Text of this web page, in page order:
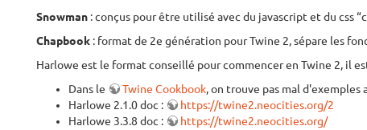
Snowman : conçus pour être utilisé avec du javascript et du css
Chapbook : format de 2e génération pour Twine 2, sépare les
Harlowe est le format conseillé pour commencer en Twine 2, il
Dans le
Twine Cookbook, on trouve pas mal
Harlowe 2.1.0 doc :
https://twine2.neocities.org/2
Harlowe 3.3.8 doc :
https://twine2.neocities.org/